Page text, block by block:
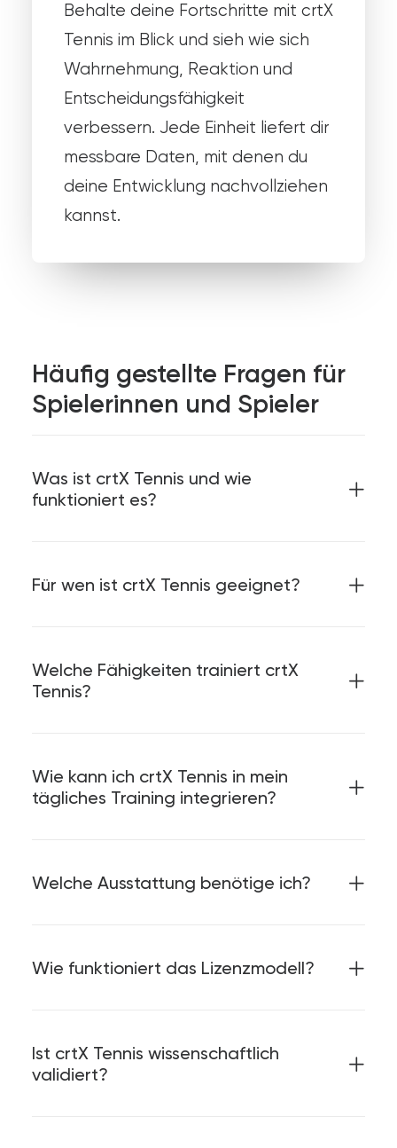
Behalte deine Fortschritte mit crtX
Tennis im Blick und sieh wie sich
Wahrnehmung, Reaktion und
Entscheidungsfähigkeit
verbessern. Jede Einheit liefert dir
messbare Daten, mit denen du
deine Entwicklung nachvollziehen
kannst.
Häufig gestellte Fragen für
Spielerinnen und Spieler
Was ist crtX Tennis und wie
funktioniert es?
Für wen ist crtX Tennis geeignet?
Welche Fähigkeiten trainiert crtX
Tennis?
Wie kann ich crtX Tennis in mein
tägliches Training integrieren?
Welche Ausstattung benötige ich?
Wie funktioniert das Lizenzmodell?
Ist crtX Tennis wissenschaftlich
validiert?